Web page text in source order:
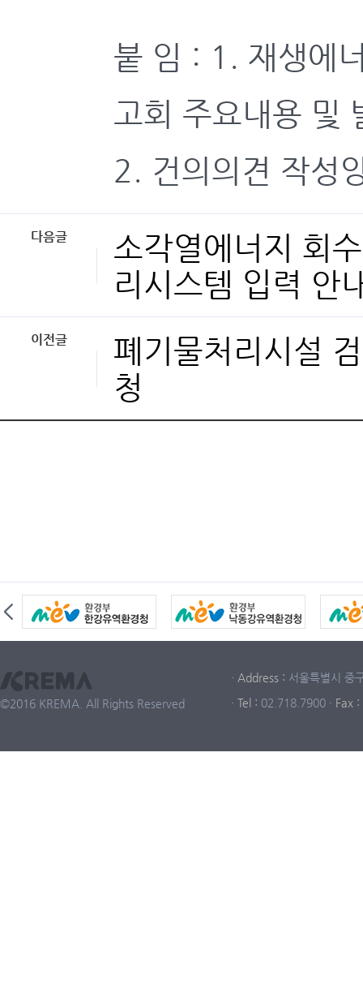
붙 임 : 1. 재생에
고회 주요내용 및
2. 건의의견 작성
다음글
소각열에너지 회
리시스템 입력 안
이전글
폐기물처리시설
청
©2016 KREMA. All Rights Reserved
· Address : 서울특별시 중
· Tel : 02.718.7900 · Fax :